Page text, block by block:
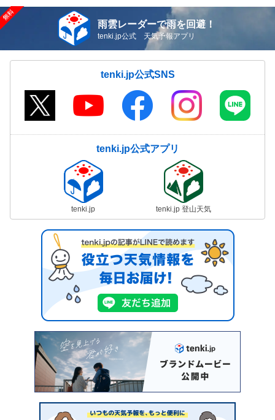
雨雲レーダーで雨を回避！
tenki.jp公式 天気予報アプリ
tenki.jp公式SNS
tenki.jp公式アプリ
tenki.jp tenki.jp 登山天気